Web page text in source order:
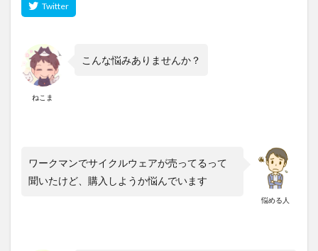
ねこま
こんな悩みありませんか？
悩める人
ワークマンでサイクルウェアが売ってるって
聞いたけど、購入しようか悩んでいます